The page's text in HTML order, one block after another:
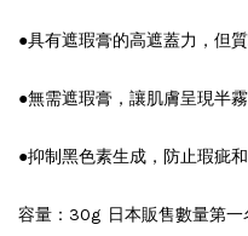
●具有遮瑕膏的高遮蓋力，但
●無需遮瑕膏，讓肌膚呈現半
●抑制黑色素生成，防止瑕疵
容量：30g 日本販售數量第一